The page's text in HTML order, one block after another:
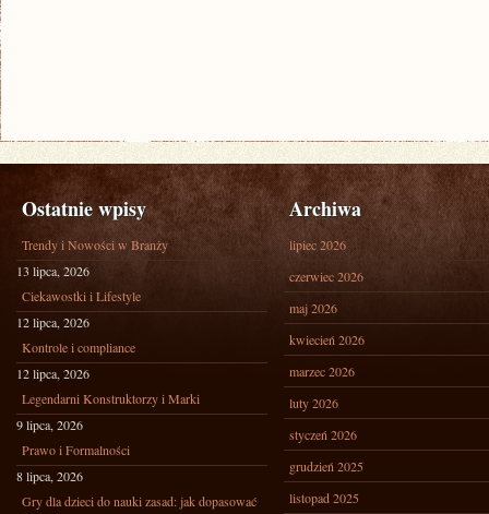
Ostatnie wpisy
Trendy i Nowości w Branży
13 lipca, 2026
Ciekawostki i Lifestyle
12 lipca, 2026
Kontrole i compliance
12 lipca, 2026
Legendarni Konstruktorzy i Marki
9 lipca, 2026
Prawo i Formalności
8 lipca, 2026
Gry dla dzieci do nauki zasad: jak dopasować
Archiwa
lipiec 2026
czerwiec 2026
maj 2026
kwiecień 2026
marzec 2026
luty 2026
styczeń 2026
grudzień 2025
listopad 2025